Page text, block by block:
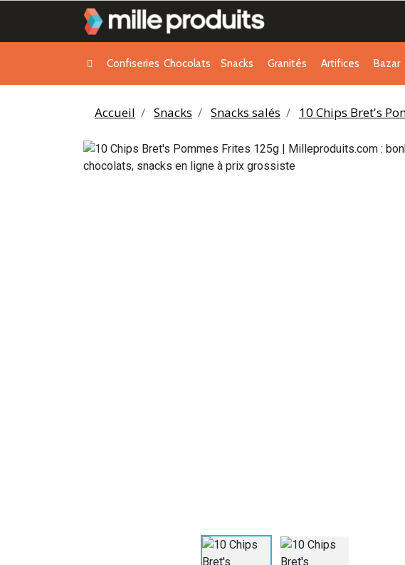
Confiseries Chocolats Snacks Granités Artifices Bazar
Accueil Snacks Snacks salés 10 Chips Bret's